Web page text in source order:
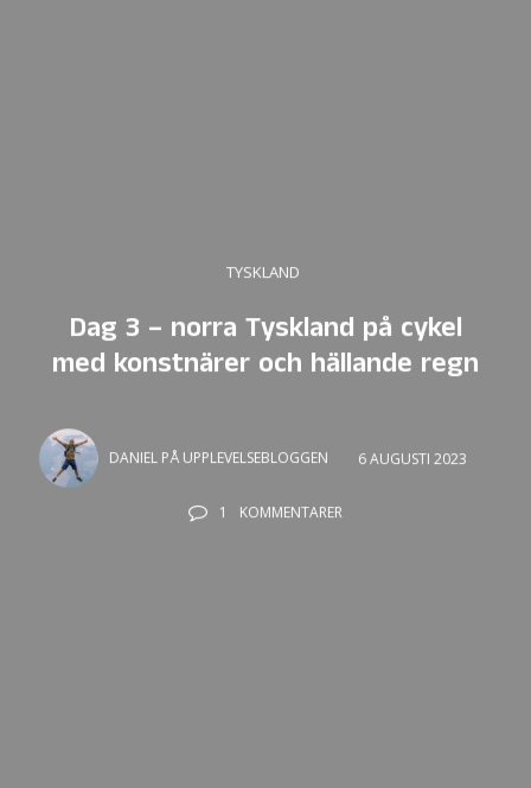
TYSKLAND
Dag 3 – norra Tyskland på cykel
med konstnärer och hällande regn
DANIEL PÅ UPPLEVELSEBLOGGEN 6 AUGUSTI 2023
1 KOMMENTARER